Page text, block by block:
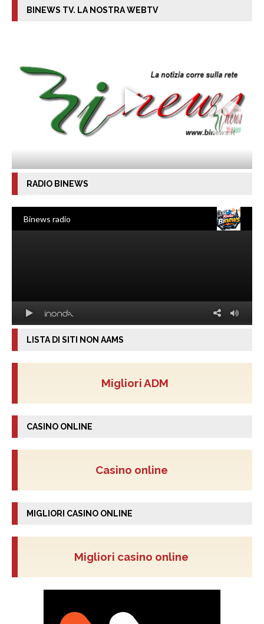
BINEWS TV. LA NOSTRA WEBTV
RADIO BINEWS
LISTA DI SITI NON AAMS
Migliori ADM
CASINO ONLINE
Casino online
MIGLIORI CASINO ONLINE
Migliori casino online